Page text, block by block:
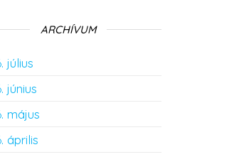
ARCHÍVUM
július
június
május
április